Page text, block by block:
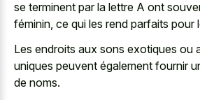
se terminent par la lettre A ont
féminin, ce qui les rend parfaits pour
Les endroits aux sons exotiques ou
uniques peuvent également fournir
de noms.